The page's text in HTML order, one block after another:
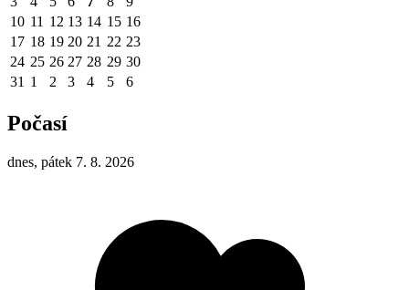
10 11 12 13 14 15 16
17 18 19 20 21 22 23
24 25 26 27 28 29 30
31 1 2 3 4 5 6
Počasí
dnes, pátek 7. 8. 2026